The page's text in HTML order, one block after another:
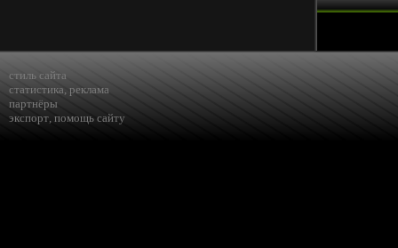
стиль сайта
статистика, реклама
партнёры
экспорт, помощь сайту